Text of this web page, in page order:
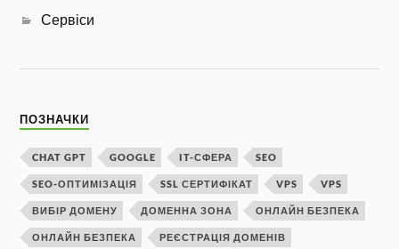
Сервіси
ПОЗНАЧКИ
CHAT GPT GOOGLE IT-СФЕРА SEO
SEO-ОПТИМІЗАЦІЯ SSL СЕРТИФІКАТ VPS VPS
ВИБІР ДОМЕНУ ДОМЕННА ЗОНА ОНЛАЙН БЕЗПЕКА
ОНЛАЙН БЕЗПЕКА РЕЄСТРАЦІЯ ДОМЕНІВ